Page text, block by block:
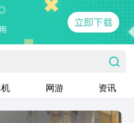
网游 资讯